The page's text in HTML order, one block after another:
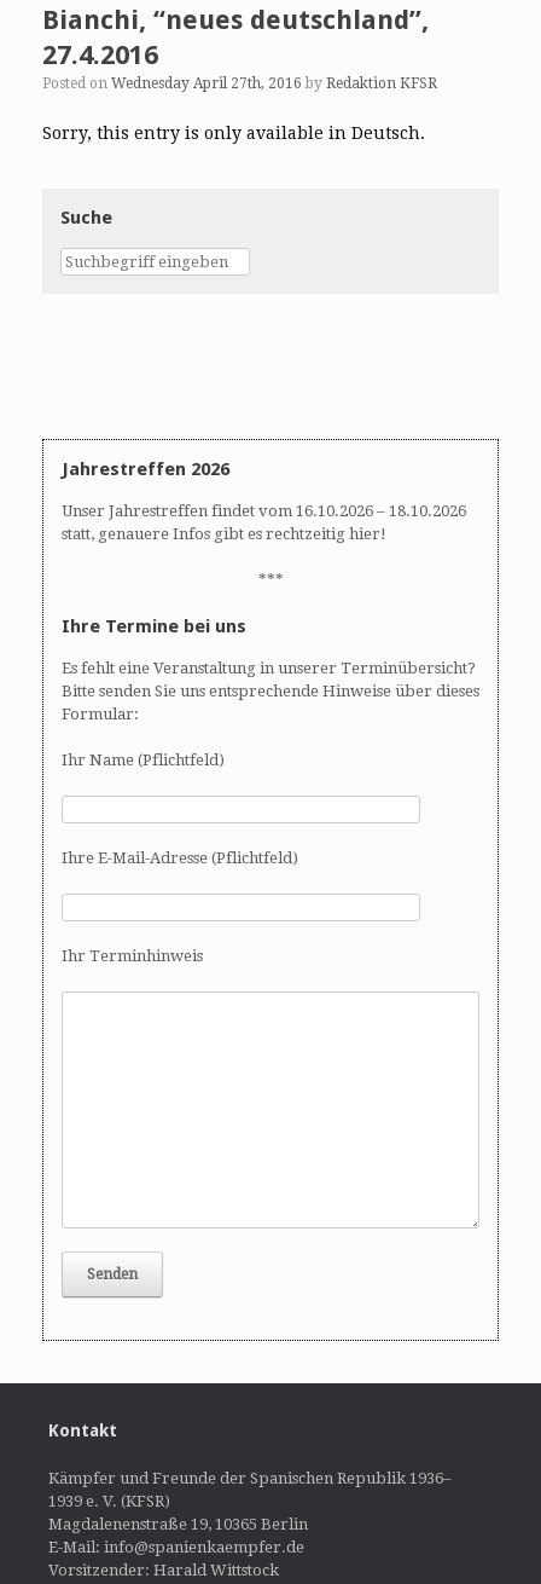
Bianchi, “neues deutschland”,
27.4.2016
Posted on Wednesday April 27th, 2016 by Redaktion KFSR
Sorry, this entry is only available in Deutsch.
Suche
Jahrestreffen 2026
Unser Jahrestreffen findet vom 16.10.2026 – 18.10.2026
statt, genauere Infos gibt es rechtzeitig hier!
***
Ihre Termine bei uns
Es fehlt eine Veranstaltung in unserer Terminübersicht?
Bitte senden Sie uns entsprechende Hinweise über dieses
Formular:
Ihr Name (Pflichtfeld)
Ihre E-Mail-Adresse (Pflichtfeld)
Ihr Terminhinweis
Kontakt
Kämpfer und Freunde der Spanischen Republik 1936–
1939 e. V. (KFSR)
Magdalenenstraße 19, 10365 Berlin
E-Mail: info@spanienkaempfer.de
Vorsitzender: Harald Wittstock